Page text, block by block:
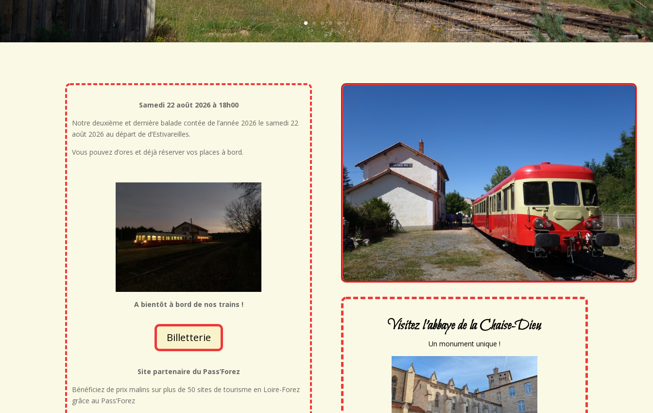
Samedi 22 août 2026 à 18h00
Notre deuxième et dernière balade contée de l’année 2026 le samedi 22
août 2026 au départ de d’Estivareilles.
Vous pouvez d’ores et déjà réserver vos places à bord.
A bientôt à bord de nos trains !
Billetterie
Site partenaire du Pass’Forez
Bénéficiez de prix malins sur plus de 50 sites de tourisme en Loire-Forez
grâce au Pass’Forez
Visitez l'abbaye de la Chaise-Dieu
Un monument unique !